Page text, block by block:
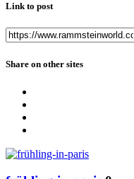
Link to post
Share on other sites